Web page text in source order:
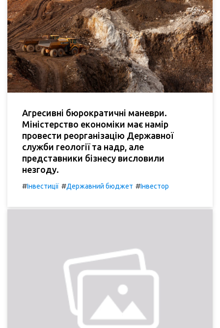
Агресивні бюрократичні маневри.
Міністерство економіки має намір
провести реорганізацію Державної
служби геології та надр, але
представники бізнесу висловили
незгоду.
#Інвестиції #Державний бюджет #Інвестор